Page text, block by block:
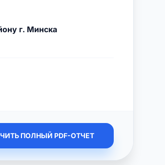
г. Минска
ПОЛНЫЙ PDF-ОТЧЕТ